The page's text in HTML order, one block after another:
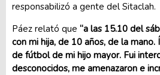
responsabilizó a gente del Sitaclah.
Páez relató que “a las 15.10 del
con mi hija, de 10 años, de la
de fútbol de mi hijo mayor. Fui
desconocidos, me amenazaron e